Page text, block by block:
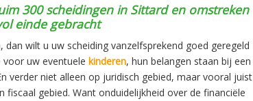
300 scheidingen in Sittard en omstreken
einde gebracht
dan wilt u uw scheiding vanzelfsprekend goed geregeld
voor uw eventuele kinderen, hun belangen staan bij een
verder niet alleen op juridisch gebied, maar vooral juist
fiscaal gebied. Want onduidelijkheid over de financiële